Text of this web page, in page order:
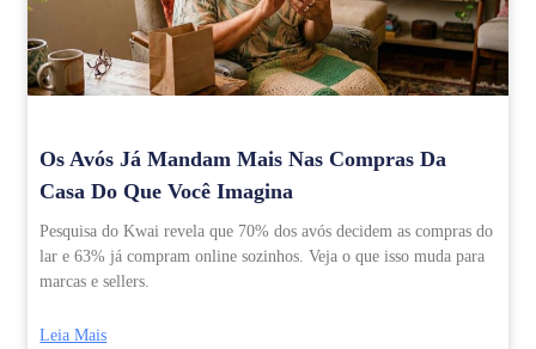
Os Avós Já Mandam Mais Nas Compras Da
Casa Do Que Você Imagina
Pesquisa do Kwai revela que 70% dos avós decidem as compras do
lar e 63% já compram online sozinhos. Veja o que isso muda para
marcas e sellers.
Leia Mais